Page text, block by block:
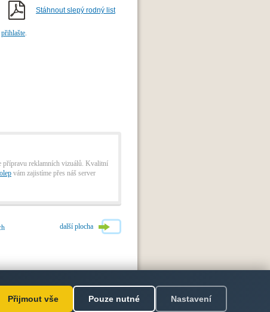
Stáhnout slepý rodný list
přihlašte.
přípravu reklamních vizuálů. Kvalitní
vám zajistíme přes náš server
další plocha
Všechny plochy na mapě /
Přijmout vše Pouze nutné Nastavení